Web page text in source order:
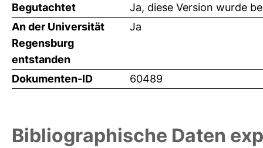
Begutachtet
Ja, diese Version wurde
An der Universität
Regensburg
entstanden
Ja
Dokumenten-ID 60489
Bibliographische Daten